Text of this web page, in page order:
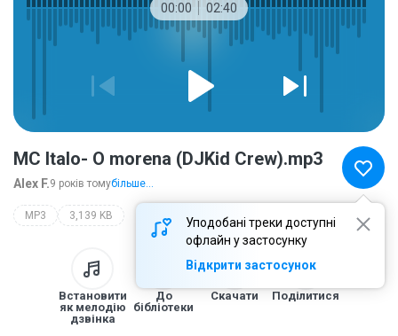
00:00 02:40
Уподобані треки доступні
офлайн у застосунку
Відкрити застосунок
MC Italo- O morena (DJKid Crew).mp3
Alex F.9 років томубільше...
MP3 3,139 KB
Встановити
як мелодію
дзвінка
До
бібліотеки
Скачати Поділитися